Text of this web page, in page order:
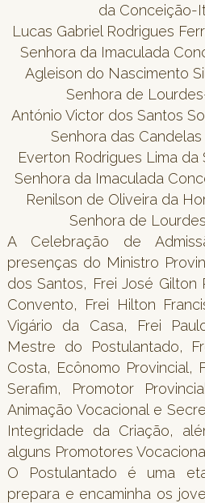
da Conceição-
Lucas Gabriel Rodrigues
Senhora da Imaculada
Agleison do Nascimento
Senhora de
António Victor dos Santos
Senhora das
Everton Rodrigues Lima da
Senhora da Imaculada
Renilson de Oliveira da
Senhora de
A Celebração de
presenças do Ministro
dos Santos, Frei José Gilton
Convento, Frei Hilton
Vigário da Casa, Frei
Mestre do Postulantado,
Costa, Ecônomo Provincial,
Serafim, Promotor
Animação Vocacional e
Integridade da Criação,
alguns Promotores
O Postulantado é uma
prepara e encaminha os